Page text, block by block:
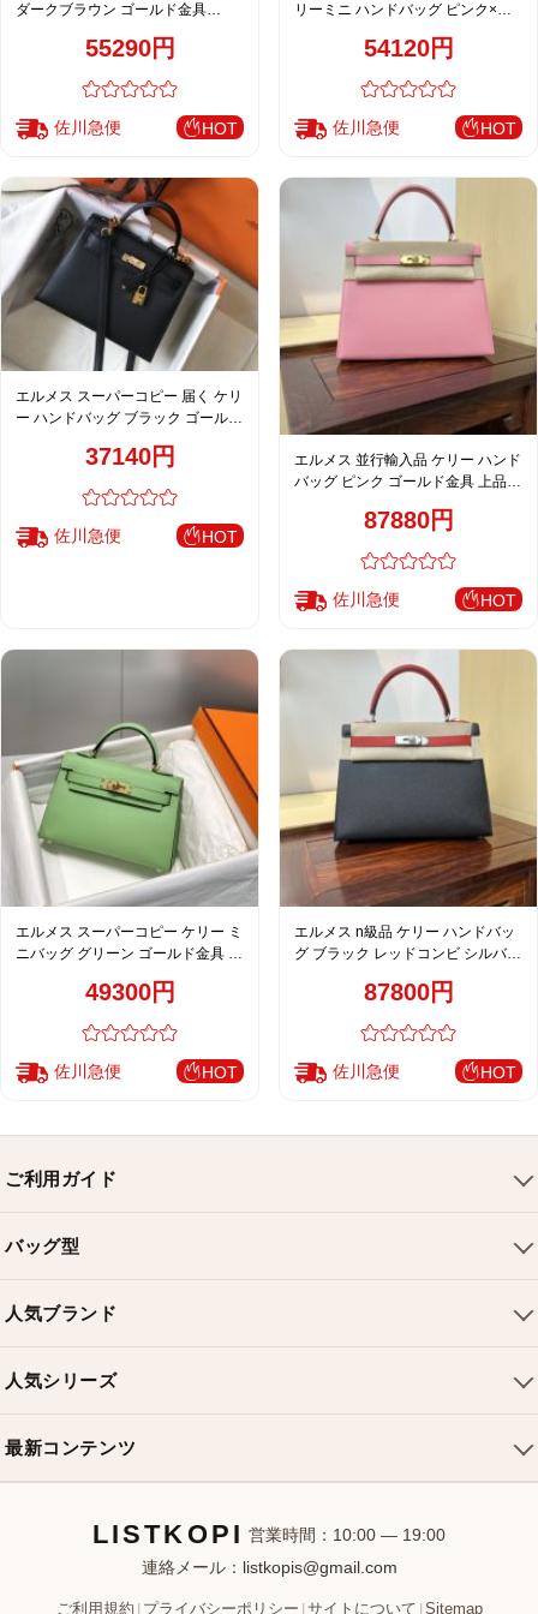
ダークブラウン ゴールド金具
55290円
佐川急便 HOT
リーミニ ハンドバッグ ピンク×ベ
54120円
佐川急便 HOT
エルメス スーパーコピー 届く ケリ
ー ハンドバッグ ブラック ゴールド
37140円
佐川急便 HOT
エルメス 並行輸入品 ケリー ハンド
バッグ ピンク ゴールド金具 上品レ
87880円
佐川急便 HOT
エルメス スーパーコピー ケリー ミ
ニバッグ グリーン ゴールド金具 上
49300円
佐川急便 HOT
エルメス n級品 ケリー ハンドバッ
グ ブラック レッドコンビ シルバー
87800円
佐川急便 HOT
ご利用ガイド
配送について
返品・交換
お問い合わせ
バッグ型
ショルダーバッグ
クロスボディバッグ
ミニバッグ
バケットバッグ
人気ブランド
シャネルバッグ
ディオールバッグ
人気シリーズ
最新コンテンツ
新着アイテム
ブランドカテゴリ
LISTKOPI 営業時間：10:00 — 19:00
連絡メール： listkopis@gmail.com
ご利用規約 プライバシーポリシー サイトについて Sitemap